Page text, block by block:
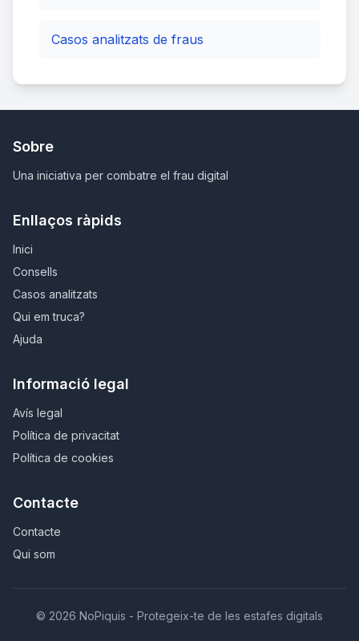
Casos analitzats de fraus
Sobre
Una iniciativa per combatre el frau digital
Enllaços ràpids
Inici
Consells
Casos analitzats
Qui em truca?
Ajuda
Informació legal
Avís legal
Política de privacitat
Política de cookies
Contacte
Contacte
Qui som
© 2026 NoPiquis - Protegeix-te de les estafes digitals